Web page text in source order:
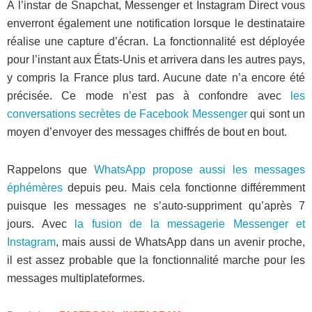
À l’instar de Snapchat, Messenger et Instagram Direct vous
enverront également une notification lorsque le destinataire
réalise une capture d’écran. La fonctionnalité est déployée
pour l’instant aux États-Unis et arrivera dans les autres pays,
y compris la France plus tard. Aucune date n’a encore été
précisée. Ce mode n’est pas à confondre avec
les
conversations secrètes de Facebook Messengerqui sont un
moyen d’envoyer des messages chiffrés de bout en bout.
Rappelons que WhatsApp propose aussi les messages
éphémères depuis peu. Mais cela fonctionne différemment
puisque les messages ne s’auto-suppriment qu’après 7
jours. Avec
la fusion de la messagerie Messenger et
Instagram, mais aussi de WhatsApp dans un avenir proche,
il est assez probable que la fonctionnalité marche pour les
messages multiplateformes.